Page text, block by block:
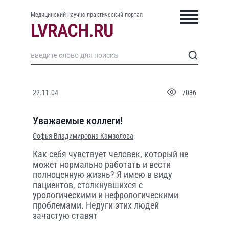
Медицинский научно-практический портал
22.11.04 7036
Уважаемые коллеги!
Софья Владимировна Камзолова
Как себя чувствует человек, который не
может нормально работать и вести
полноценную жизнь? Я имею в виду
пациентов, столкнувшихся с
урологическими и нефрологическими
проблемами. Недуги этих людей
зачастую ставят